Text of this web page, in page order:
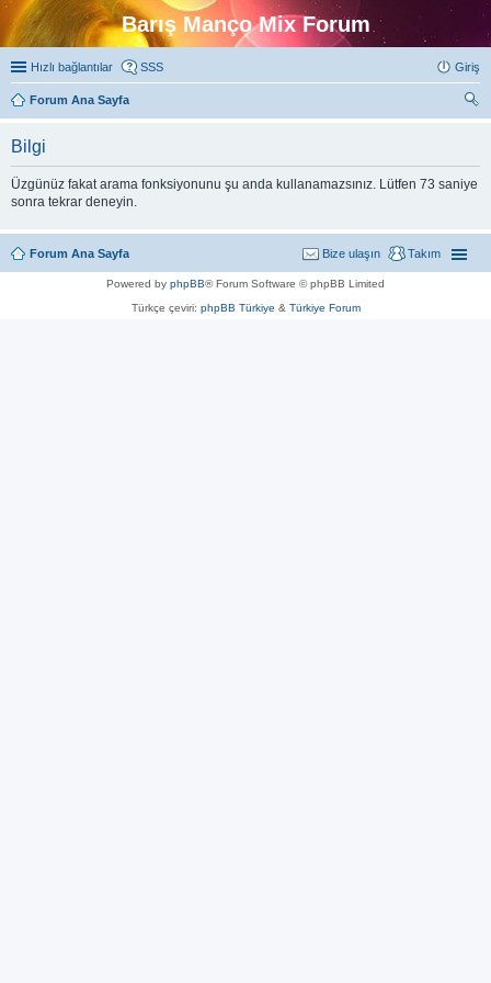
Barış Manço Mix Forum
Hızlı bağlantılar SSS Giriş
Forum Ana Sayfa
Bilgi
Üzgünüz fakat arama fonksiyonunu şu anda kullanamazsınız. Lütfen 73 saniye
sonra tekrar deneyin.
Forum Ana Sayfa Takım
Bize ulaşın
Powered by phpBB® Forum Software © phpBB Limited
Türkçe çeviri: phpBB Türkiye & Türkiye Forum